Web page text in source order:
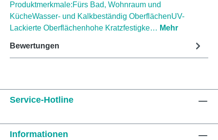
Produktmerkmale:Fürs Bad, Wohnraum und
KücheWasser- und Kalkbeständig OberflächenUV-
Lackierte Oberflächenhohe Kratzfestigke… Mehr
Bewertungen
Service-Hotline
Informationen